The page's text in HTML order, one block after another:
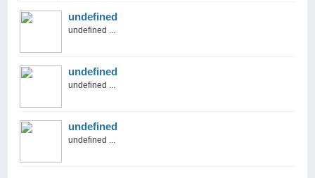
undefined
undefined ...
undefined
undefined ...
undefined
undefined ...